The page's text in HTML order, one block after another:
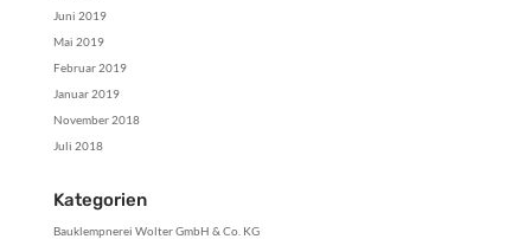
Juni 2019
Mai 2019
Februar 2019
Januar 2019
November 2018
Juli 2018
Kategorien
Bauklempnerei Wolter GmbH & Co. KG